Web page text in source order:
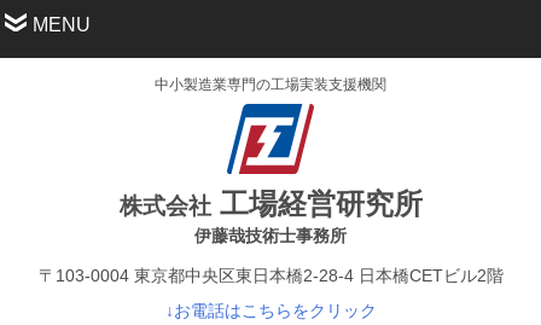
MENU
中小製造業専門の工場実装支援機関
株式会社工場経営研究所
伊藤哉技術士事務所
〒103-0004 東京都中央区東日本橋2-28-4 日本橋CETビル2階
↓お電話はこちらをクリック